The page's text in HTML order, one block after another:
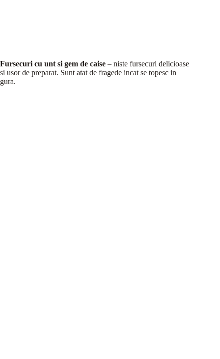
Fursecuri cu unt si gem de caise – niste fursecuri delicioase
si usor de preparat. Sunt atat de fragede incat se topesc in
gura.